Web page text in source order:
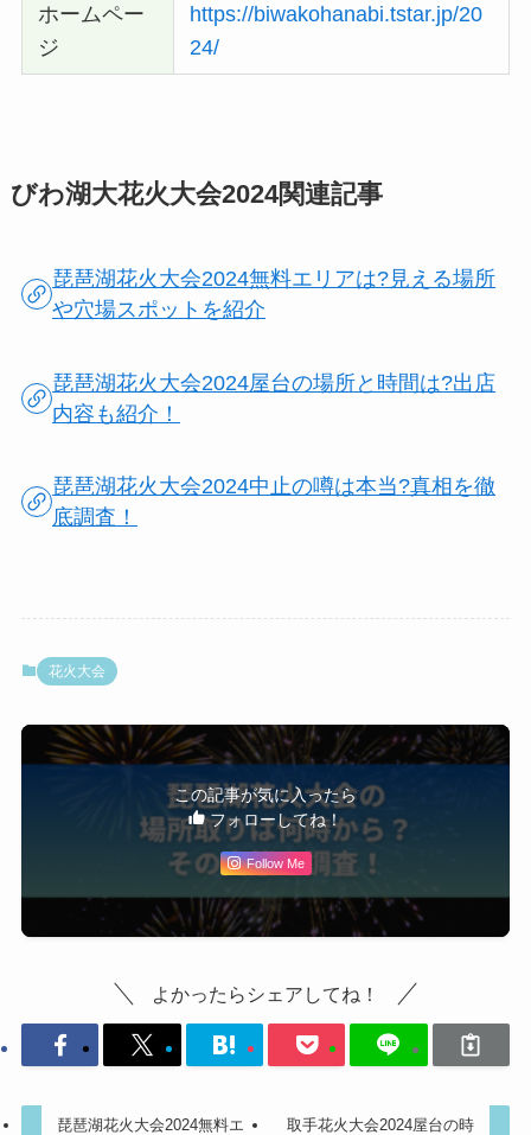
ホームペー
ジ
https://biwakohanabi.tstar.jp/20
24/
びわ湖大花火大会2024関連記事
琵琶湖花火大会2024無料エリアは?見える場所
や穴場スポットを紹介
琵琶湖花火大会2024屋台の場所と時間は?出店
内容も紹介！
琵琶湖花火大会2024中止の噂は本当?真相を徹
底調査！
花火大会
この記事が気に入ったら
フォローしてね！
Follow Me
よかったらシェアしてね！
琵琶湖花火大会2024無料エ
取手花火大会2024屋台の時